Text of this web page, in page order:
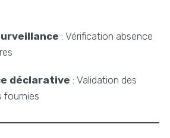
: Vérification absence
déclarative : Validation des
fournies